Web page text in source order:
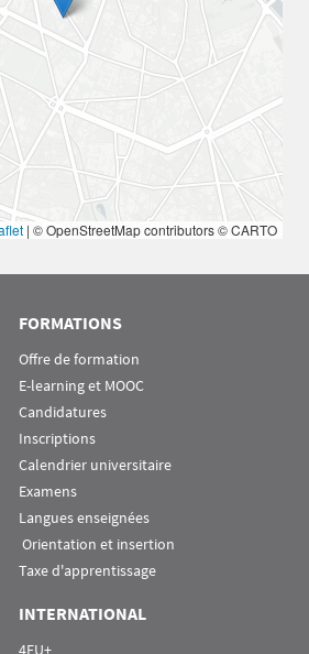
| © OpenStreetMap contributors © CARTO
FORMATIONS
Offre de formation
E-learning et MOOC
Candidatures
Inscriptions
Calendrier universitaire
Examens
Langues enseignées
Orientation et insertion
Taxe d'apprentissage
INTERNATIONAL
4EU+